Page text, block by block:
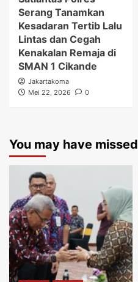
Serang Tanamkan
Kesadaran Tertib Lalu
Lintas dan Cegah
Kenakalan Remaja di
SMAN 1 Cikande
Jakartakoma
Mei 22, 2026
0
You may have missed